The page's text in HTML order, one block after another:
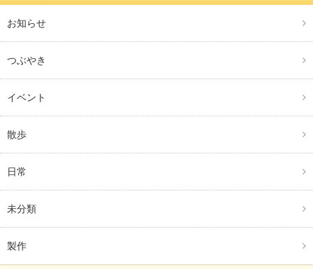
お知らせ
つぶやき
イベント
散歩
日常
未分類
製作